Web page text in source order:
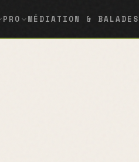
PRO MÉDIATION & BALADES